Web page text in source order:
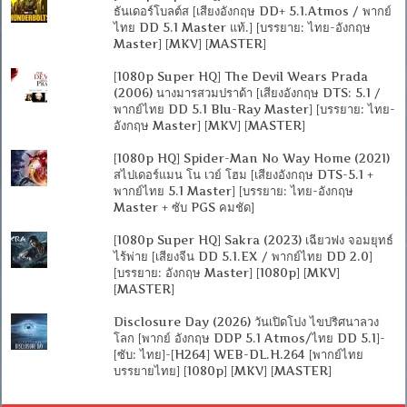
ธันเดอร์โบลต์ส [เสียงอังกฤษ DD+ 5.1.Atmos / พากย์
ไทย DD 5.1 Master แท้.] [บรรยาย: ไทย-อังกฤษ
Master] [MKV] [MASTER]
[1080p Super HQ] The Devil Wears Prada
(2006) นางมารสวมปราด้า [เสียงอังกฤษ DTS: 5.1 /
พากย์ไทย DD 5.1 Blu-Ray Master] [บรรยาย: ไทย-
อังกฤษ Master] [MKV] [MASTER]
[1080p HQ] Spider-Man No Way Home (2021)
สไปเดอร์แมน โน เวย์ โฮม [เสียงอังกฤษ DTS-5.1 +
พากย์ไทย 5.1 Master] [บรรยาย: ไทย-อังกฤษ
Master + ซับ PGS คมชัด]
[1080p Super HQ] Sakra (2023) เฉียวฟง จอมยุทธ์
ไร้พ่าย [เสียงจีน DD 5.1.EX / พากย์ไทย DD 2.0]
[บรรยาย: อังกฤษ Master] [1080p] [MKV]
[MASTER]
Disclosure Day (2026) วันเปิดโปง ไขปริศนาลวง
โลก [พากย์ อังกฤษ DDP 5.1 Atmos/ไทย DD 5.1]-
[ซับ: ไทย]-[H264] WEB-DL.H.264 [พากย์ไทย
บรรยายไทย] [1080p] [MKV] [MASTER]